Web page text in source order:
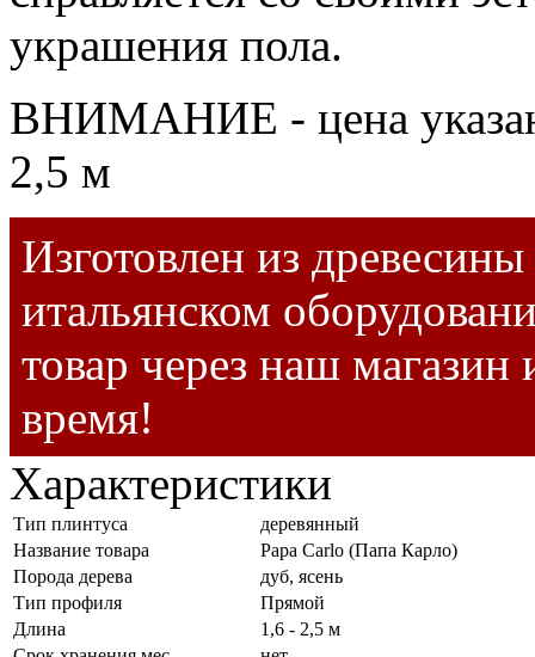
украшения пола.
ВНИМАНИЕ - цена
2,5 м
Изготовлен из
итальянском
товар через наш
время!
Характеристики
Тип плинтуса
деревянный
Название товара
Papa Carlo (Папа Карло)
Порода дерева
дуб, ясень
Тип профиля
Прямой
Длина
1,6 - 2,5 м